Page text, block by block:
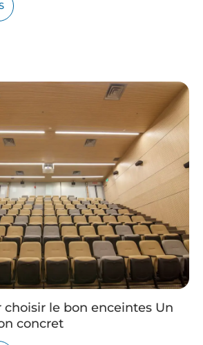
choisir le bon enceintes Un
concret